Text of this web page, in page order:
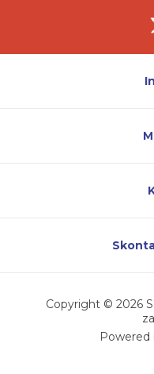
Copyright © 2026
Powered